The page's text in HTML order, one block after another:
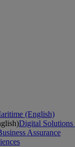
(English)
Digital Solutions
Assurance